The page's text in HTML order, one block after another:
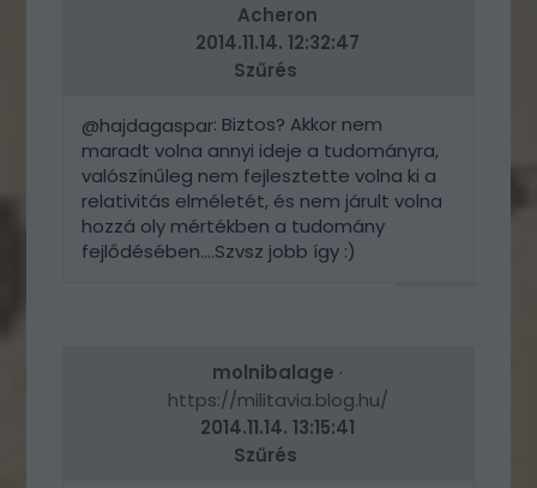
Acheron
2014.11.14. 12:32:47
Szűrés
@hajdagaspar: Biztos? Akkor nem
maradt volna annyi ideje a tudományra,
valószínűleg nem fejlesztette volna ki a
relativitás elméletét, és nem járult volna
hozzá oly mértékben a tudomány
fejlődésében....Szvsz jobb így :)
molnibalage ·
https://militavia.blog.hu/
2014.11.14. 13:15:41
Szűrés